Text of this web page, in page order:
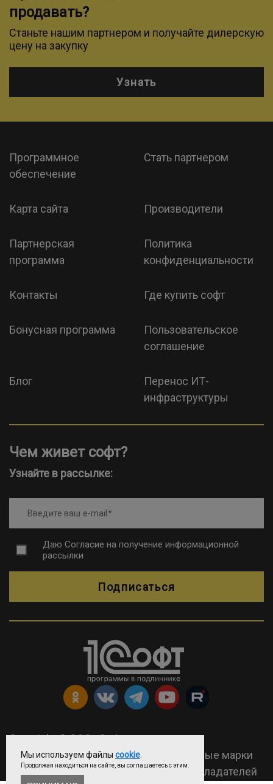
продавать?
Станьте нашим партнером и получайте дилерскую
цену на закупку
Узнать
Программное
обеспечение
Стать партнером
Карта сайта Производители
Партнерская
программа
Политика
конфиденциальности
Контакты Где купить софт
Бонусная программа
Пользовательское
соглашение
Блог
Перенос ИТ-
инфраструктуры
Чем живет софт?
Узнайте в рассылке:
Введите ваш e-mail
Даю Согласие на получение информационной
рассылки
Подписаться
Copyright © ООО «Софтехно»
2026 Все права защищены. Все торговые марки
являются собственностью их правообладателей
Мы используем файлы cookie
Продолжая находиться на сайте, вы соглашаетесь с этим.